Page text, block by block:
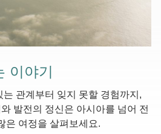
이야기
관계부터 잊지 못할 경험까지,
발전의 정신은 아시아를 넘어 전
은 여정을 살펴보세요.